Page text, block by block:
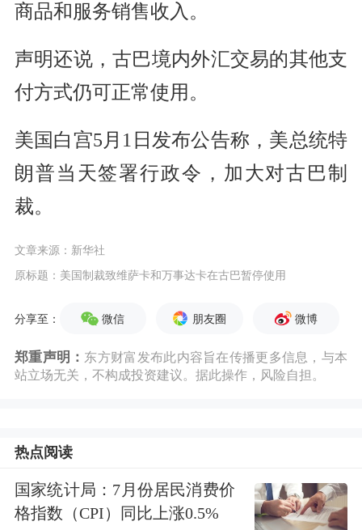
商品和服务销售收入。
声明还说，古巴境内外汇交易的其他支
付方式仍可正常使用。
美国白宫5月1日发布公告称，美总统特
朗普当天签署行政令，加大对古巴制
裁。
文章来源：新华社
原标题：美国制裁致维萨卡和万事达卡在古巴暂停使用
分享至： 微信 朋友圈 微博
郑重声明： 东方财富发布此内容旨在传播更多信息，与本
站立场无关，不构成投资建议。据此操作，风险自担。
热点阅读
国家统计局：7月份居民消费价
格指数（CPI）同比上涨0.5%